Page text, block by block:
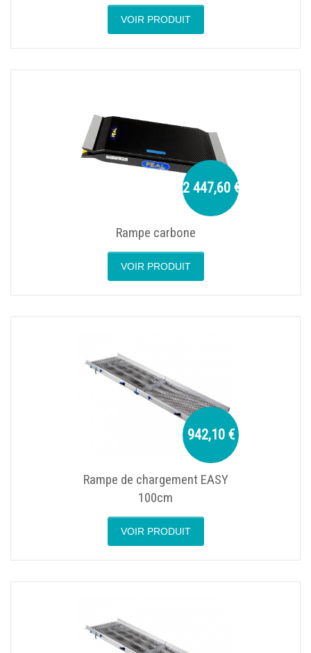
VOIR PRODUIT
2 447,60 €
Rampe carbone
VOIR PRODUIT
942,10 €
Rampe de chargement EASY
100cm
VOIR PRODUIT